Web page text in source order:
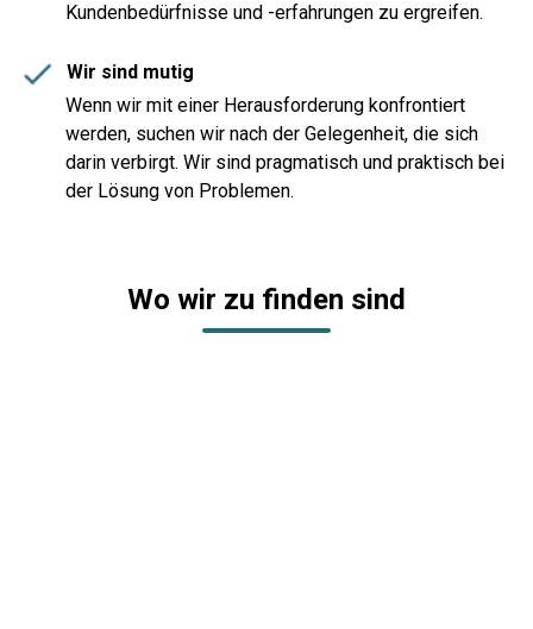
Kundenbedürfnisse und -erfahrungen zu ergreifen.
Wir sind mutig
Wenn wir mit einer Herausforderung konfrontiert
werden, suchen wir nach der Gelegenheit, die sich
darin verbirgt. Wir sind pragmatisch und praktisch bei
der Lösung von Problemen.
Wo wir zu finden sind